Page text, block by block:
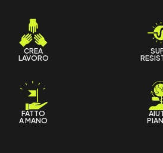
CREA
LAVORO
FATTO
A MANO